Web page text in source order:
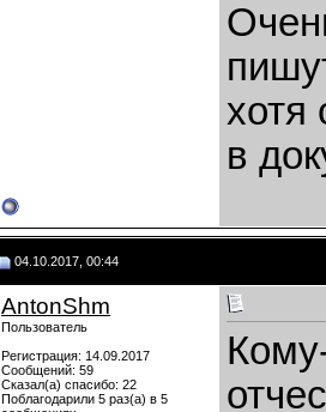
в
04.10.2017, 00:44
AntonShm
Пользователь
Регистрация: 14.09.2017
Сообщений: 59
Сказал(а) спасибо: 22
Поблагодарили 5 раз(а) в 5